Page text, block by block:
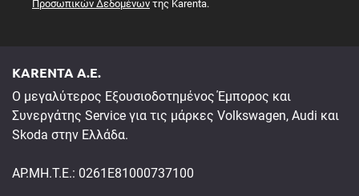
Προσωπικών Δεδομένων της Karenta.
KARENTA A.E.
Ο μεγαλύτερος Εξουσιοδοτημένος Έμπορος και
Συνεργάτης Service για τις μάρκες Volkswagen, Audi και
Skoda στην Ελλάδα.
ΑΡ.ΜΗ.Τ.Ε.: 0261E81000737100